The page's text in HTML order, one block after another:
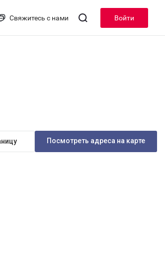
Свяжитесь с нами Войти
Посмотреть адреса на карте